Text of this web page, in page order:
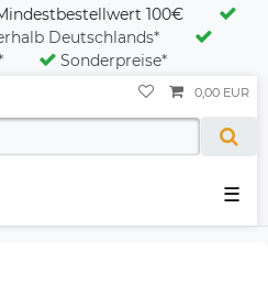
100€
Deutschlands*
Sonderpreise*
☰
0,00 EUR